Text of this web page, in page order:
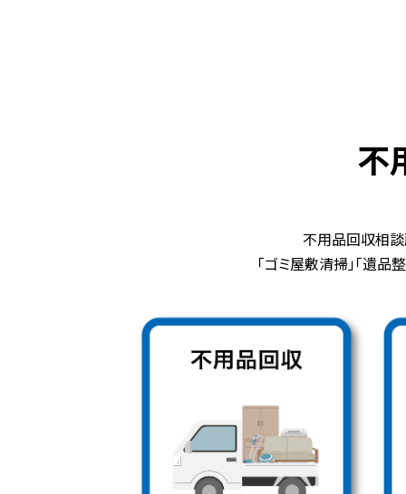
不
不用品回収相談
「ゴミ屋敷清掃」「遺